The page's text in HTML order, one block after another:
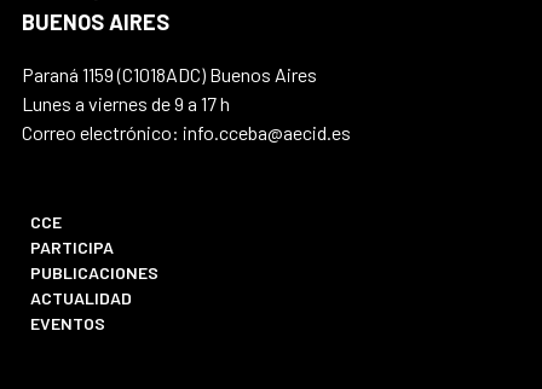
BUENOS AIRES
Paraná 1159 (C1018ADC) Buenos Aires
Lunes a viernes de 9 a 17 h
Correo electrónico: info.cceba@aecid.es
CCE
PARTICIPA
PUBLICACIONES
ACTUALIDAD
EVENTOS